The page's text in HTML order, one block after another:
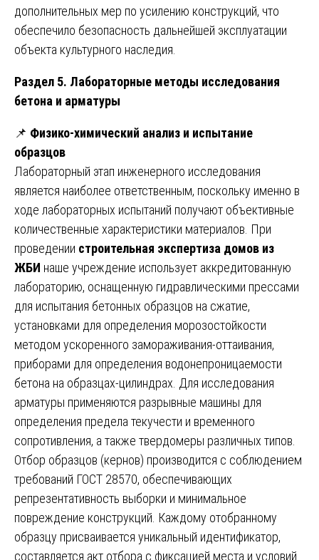
дополнительных мер по усилению конструкций, что
обеспечило безопасность дальнейшей эксплуатации
объекта культурного наследия.
Раздел 5. Лабораторные методы исследования
бетона и арматуры
📌 Физико-химический анализ и испытание
образцов
Лабораторный этап инженерного исследования
является наиболее ответственным, поскольку именно в
ходе лабораторных испытаний получают объективные
количественные характеристики материалов. При
проведении строительная экспертиза домов из
ЖБИ наше учреждение использует аккредитованную
лабораторию, оснащенную гидравлическими прессами
для испытания бетонных образцов на сжатие,
установками для определения морозостойкости
методом ускоренного замораживания-оттаивания,
приборами для определения водонепроницаемости
бетона на образцах-цилиндрах. Для исследования
арматуры применяются разрывные машины для
определения предела текучести и временного
сопротивления, а также твердомеры различных типов.
Отбор образцов (кернов) производится с соблюдением
требований ГОСТ 28570, обеспечивающих
репрезентативность выборки и минимальное
повреждение конструкций. Каждому отобранному
образцу присваивается уникальный идентификатор,
составляется акт отбора с фиксацией места и условий